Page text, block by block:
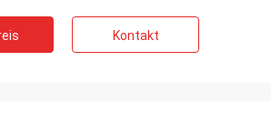
Kontakt